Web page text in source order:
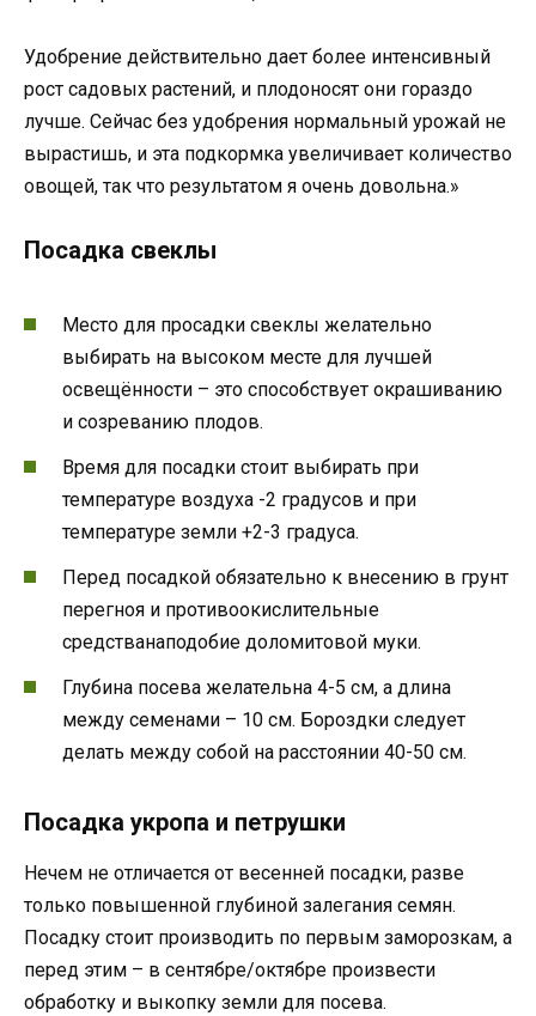
Удобрение действительно дает более интенсивный
рост садовых растений, и плодоносят они гораздо
лучше. Сейчас без удобрения нормальный урожай не
вырастишь, и эта подкормка увеличивает количество
овощей, так что результатом я очень довольна.»
Посадка свеклы
Место для просадки свеклы желательно
выбирать на высоком месте для лучшей
освещённости – это способствует окрашиванию
и созреванию плодов.
Время для посадки стоит выбирать при
температуре воздуха -2 градусов и при
температуре земли +2-3 градуса.
Перед посадкой обязательно к внесению в грунт
перегноя и противоокислительные
средстванаподобие доломитовой муки.
Глубина посева желательна 4-5 см, а длина
между семенами – 10 см. Бороздки следует
делать между собой на расстоянии 40-50 см.
Посадка укропа и петрушки
Нечем не отличается от весенней посадки, разве
только повышенной глубиной залегания семян.
Посадку стоит производить по первым заморозкам, а
перед этим – в сентябре/октябре произвести
обработку и выкопку земли для посева.